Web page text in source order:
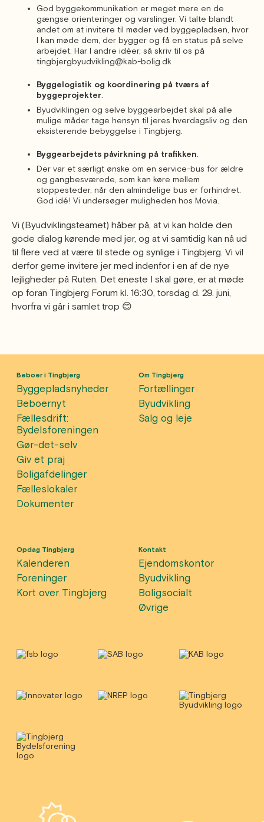
God byggekommunikation er meget mere en de
gængse orienteringer og varslinger. Vi talte blandt
andet om at invitere til møder ved byggepladsen, hvor
I kan møde dem, der bygger og få en status på selve
arbejdet. Har I andre idéer, så skriv til os på
tingbjergbyudvikling@kab-bolig.dk
Byggelogistik og koordinering på tværs af
byggeprojekter
Byudviklingen og selve byggearbejdet skal på alle
mulige måder tage hensyn til jeres hverdagsliv og den
eksisterende bebyggelse i Tingbjerg.
Byggearbejdets påvirkning på trafikken
Der var et særligt ønske om en service-bus for ældre
og gangbesværede, som kan køre mellem
stoppesteder, når den almindelige bus er forhindret.
God idé! Vi undersøger muligheden hos Movia.
Vi (Byudviklingsteamet) håber på, at vi kan holde den
gode dialog kørende med jer, og at vi samtidig kan nå ud
til flere ved at være til stede og synlige i Tingbjerg. Vi vil
derfor gerne invitere jer med indenfor i en af de nye
lejligheder på Ruten. Det eneste I skal gøre, er at møde
op foran Tingbjerg Forum kl. 16:30, torsdag d. 29. juni,
hvorfra vi går i samlet trop 😊
Beboer i Tingbjerg
Byggepladsnyheder
Beboernyt
Fællesdrift:
Bydelsforeningen
Gør-det-selv
Giv et praj
Boligafdelinger
Fælleslokaler
Dokumenter
Om Tingbjerg
Fortællinger
Byudvikling
Salg og leje
Opdag Tingbjerg
Kalenderen
Foreninger
Kort over Tingbjerg
Kontakt
Ejendomskontor
Byudvikling
Boligsocialt
Øvrige